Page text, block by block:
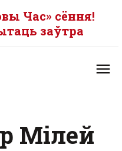
Час» сёння!
заўтра
Мілей